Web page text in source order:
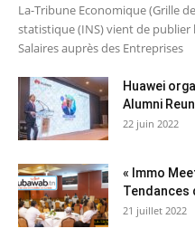
La-Tribune Economique (Grille
statistique (INS) vient de publier
Salaires auprès des Entreprises
Huawei
Alumni
22 juin 2022
« Immo
Tendances
21 juillet 2022